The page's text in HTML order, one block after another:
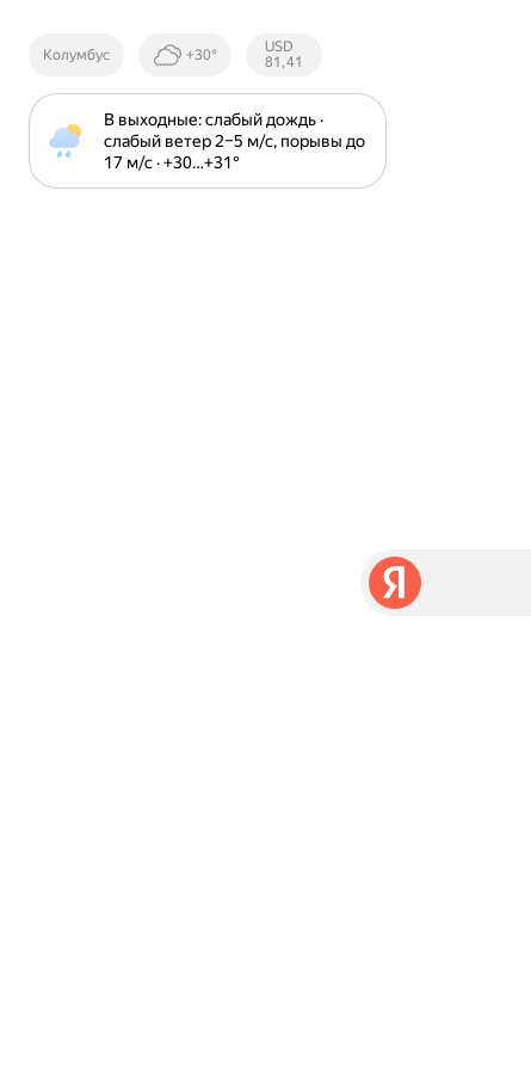
Колумбус +30°
Курсы ЦБ
РФ
USD
81,41
В выходные: слабый дождь ·
слабый ветер 2⁠–⁠5 м⁠/⁠с, порывы до
17 м⁠/⁠с · +30⁠…⁠+31⁠°